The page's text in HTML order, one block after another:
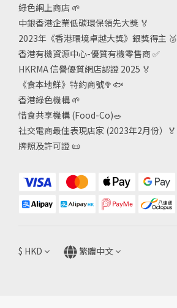
綠色網上商店 🌱
中銀香港企業低碳環保領先大獎 🏅
2023年《香港環境卓越大獎》銀獎得主 🥈
香港有機資源中心-優質有機零售商✅
HKRMA 信譽優質網店認證 2025 🏅
《食本地鮮》特約商號🥦🐟
香港綠色機構 🌱
惜食共享機構 (Food-Co)🥗
社交電商最佳表現店家 (2023年2月份）🏅
牌照及許可證 📜
$ HKD 繁體中文